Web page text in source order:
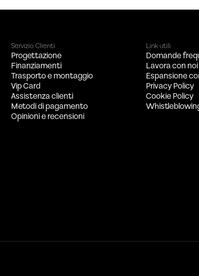
Servizio Clienti
Progettazione
Finanziamenti
Trasporto e montaggio
Vip Card
Assistenza clienti
Metodi di pagamento
Opinioni e recensioni
Link utili
Domande
Lavora con noi
Espansione
Privacy Policy
Cookie Policy